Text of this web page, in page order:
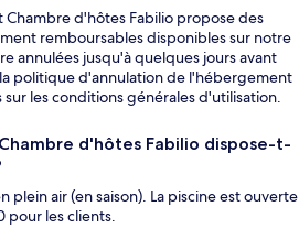
d'hôtes Fabilio propose des
remboursables disponibles sur notre
annulées jusqu'à quelques jours avant
politique d'annulation de l'hébergement
les conditions générales d'utilisation.
d'hôtes Fabilio dispose-t-
plein air (en saison). La piscine est ouverte
pour les clients.